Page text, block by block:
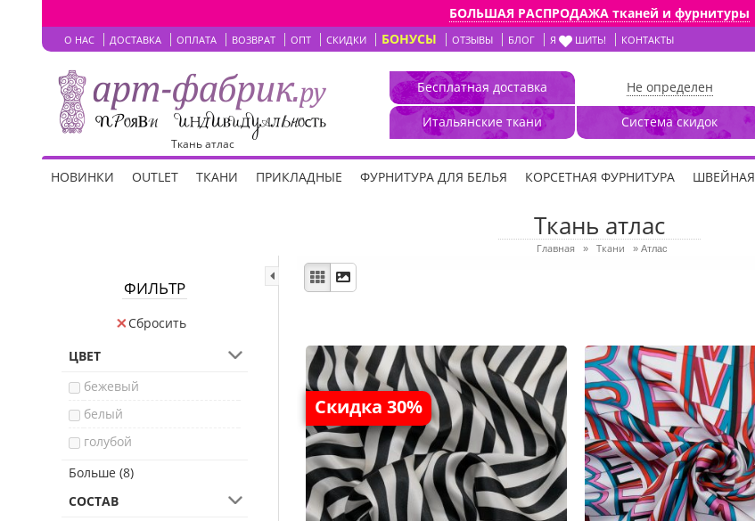
БОЛЬШАЯ РАСПРОДАЖА тканей и фурнитуры
О НАС ДОСТАВКА ОПЛАТА ВОЗВРАТ ОПТ СКИДКИ БОНУСЫ ОТЗЫВЫ БЛОГ Я ШИТЬ! КОНТАКТЫ
Бесплатная доставка
Итальянские ткани
Не определен
Система скидок
Ткань атлас
НОВИНКИ OUTLET ТКАНИ ПРИКЛАДНЫЕ ФУРНИТУРА ДЛЯ БЕЛЬЯ КОРСЕТНАЯ ФУРНИТУРА
Ткань атлас
Главная » Ткани » Атлас
ФИЛЬТР
Сбросить
ЦВЕТ
бежевый
белый
голубой
красный
бордовый
Больше (8)
СОСТАВ
Скидка 30%